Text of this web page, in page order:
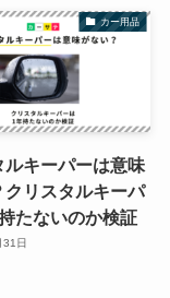
カー用品
ルキーパーは意味
クリスタルキーパ
たないのか検証
日